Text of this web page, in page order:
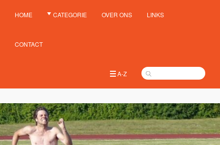
HOME CATEGORIE OVER ONS LINKS
CONTACT
A-Z